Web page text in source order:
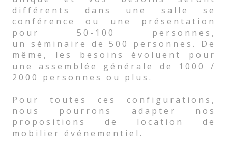
différents dans une salle se
conférence ou une présentation
pour 50-100 personnes,
un séminaire de 500 personnes. De
même, les besoins évoluent pour
une assemblée générale de 1000 /
2000 personnes ou plus.
Pour toutes ces configurations,
nous pourrons adapter nos
propositions de location de
mobilier événementiel.